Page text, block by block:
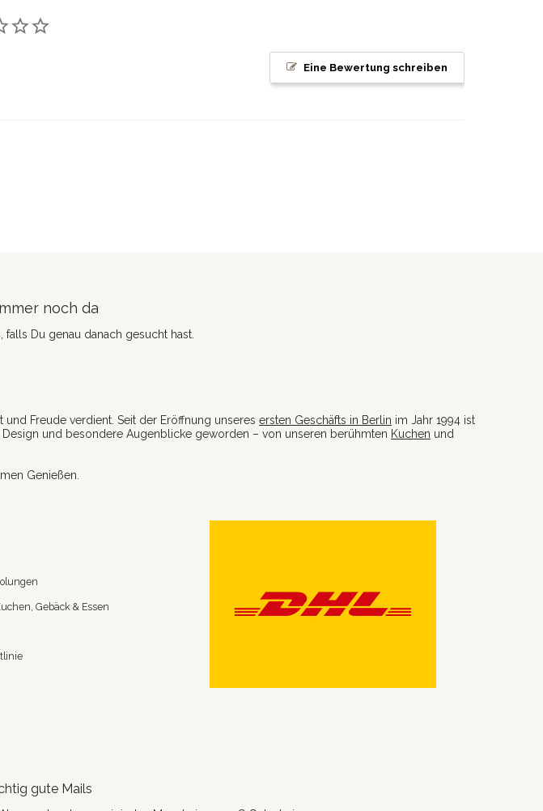
Eine Bewertung schreiben
noch da
Du genau danach gesucht hast.
Freude verdient. Seit der Eröffnung unseres ersten Geschäfts in Berlin im Jahr 1994 ist
und besondere Augenblicke geworden – von unseren berühmten Kuchen und
Genießen.
Gebäck & Essen
gute Mails